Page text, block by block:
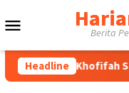
ke
Berita
Headline
Khofifah Semarakkan